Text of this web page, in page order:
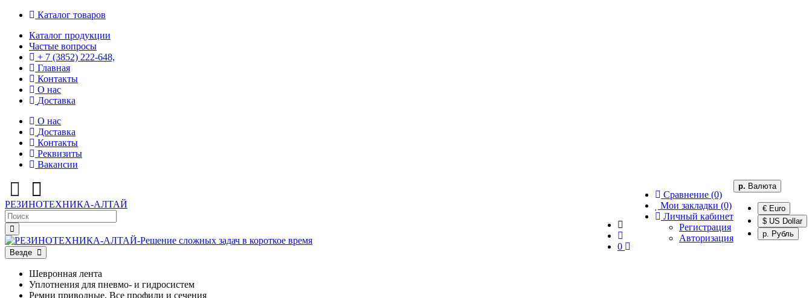
Каталог товаров
Каталог продукции
Частые вопросы
+ 7 (3852) 222-648,
Главная
Контакты
О нас
Доставка
О нас
Доставка
Контакты
Реквизиты
Вакансии
р. Валюта
€ Euro
$ US Dollar
р. Рубль
Сравнение (0)
Мои закладки (0)
Личный кабинет
Регистрация
Авторизация
РЕЗИНОТЕХНИКА-АЛТАЙ
0
Везде
Шевронная лента
Уплотнения для пневмо- и гидросистем
Ремни приводные. Все профили и сечения